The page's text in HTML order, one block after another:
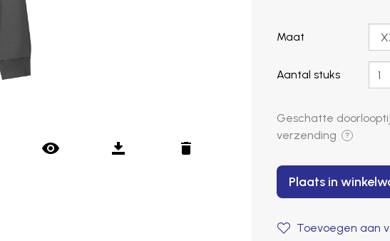
Maat
Aantal stuks
Geschatte
verzending
?
Plaats in
Toevoegen aan